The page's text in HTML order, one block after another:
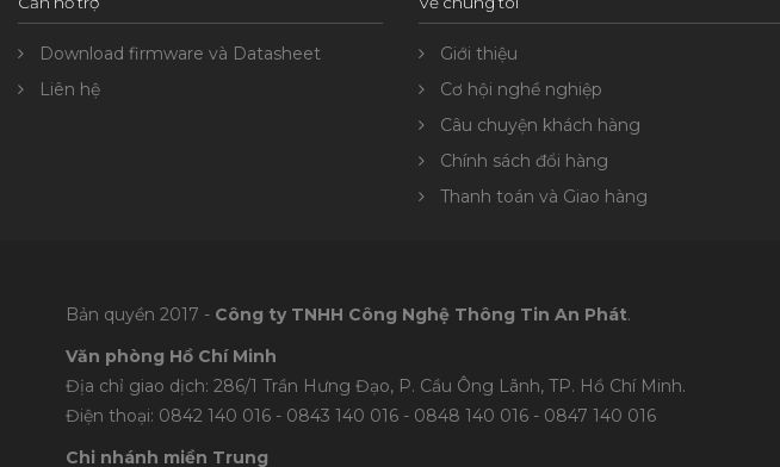
Download firmware và Datasheet
Liên hệ
Giới thiệu
Cơ hội nghề nghiệp
Câu chuyện khách hàng
Chính sách đổi hàng
Thanh toán và Giao hàng
Bản quyền 2017 - Công ty TNHH Công Nghệ Thông Tin An Phát.
Văn phòng Hồ Chí Minh
Địa chỉ giao dịch: 286/1 Trần Hưng Đạo, P. Cầu Ông Lãnh, TP. Hồ Chí Minh.
Điện thoại: 0842 140 016 - 0843 140 016 - 0848 140 016 - 0847 140 016
Chi nhánh miền Trung